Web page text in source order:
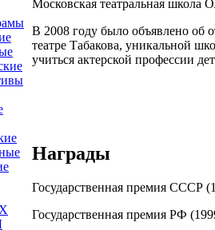
Московская театральная школа
В 2008 году было объявлено об
театре Табакова, уникальной
учиться актерской профессии
Награды
Государственная премия СССР
Государственная премия РФ